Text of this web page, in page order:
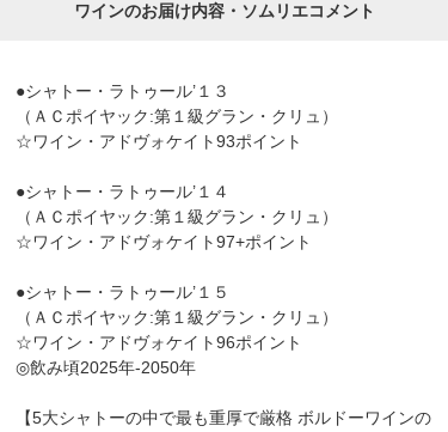
ワインのお届け内容・ソムリエコメント
●シャトー・ラトゥール’１３
（ＡＣポイヤック:第１級グラン・クリュ）
☆ワイン・アドヴォケイト93ポイント
●シャトー・ラトゥール’１４
（ＡＣポイヤック:第１級グラン・クリュ）
☆ワイン・アドヴォケイト97+ポイント
●シャトー・ラトゥール’１５
（ＡＣポイヤック:第１級グラン・クリュ）
☆ワイン・アドヴォケイト96ポイント
◎飲み頃2025年-2050年
【5大シャトーの中で最も重厚で厳格 ボルドーワインの